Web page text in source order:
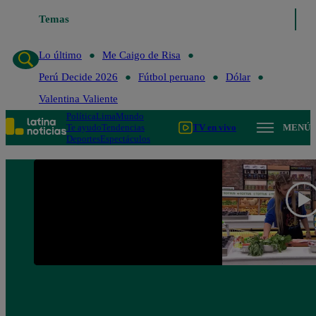
Temas
Lo último
Me Caigo de Risa
Perú Decide 2026
Fútbol peruano
Dólar
Valentina Valiente
PolíticaLimaMundo
Te ayudoTendencias
DeportesEspectáculos
TV en vivo MENÚ